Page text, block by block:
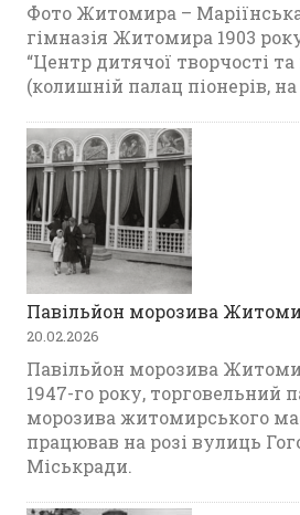
Фото Житомира –
гімназія Житомира 1903
“Центр дитячої творчості та
(колишній палац піонерів, на
Павільйон морозива
20.02.2026
Павільйон морозива
1947-го року, торговельний
морозива житомирського
працював на розі вулиць
Міськради.